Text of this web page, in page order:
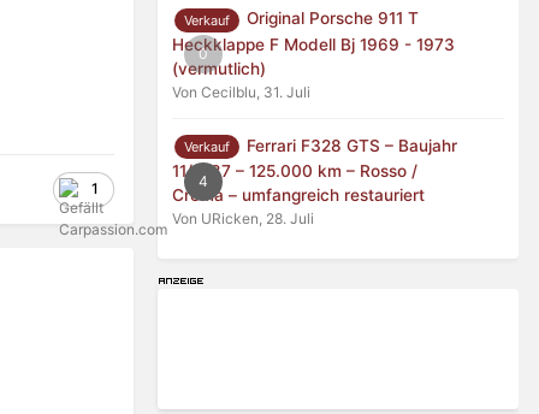
1
0
Verkauf
Original Porsche 911 T
Heckklappe F Modell Bj 1969 - 1973
(vermutlich)
Von Cecilblu, 31. Juli
4
Verkauf
Ferrari F328 GTS – Baujahr
11/1987 – 125.000 km – Rosso /
Crema – umfangreich restauriert
Von URicken, 28. Juli